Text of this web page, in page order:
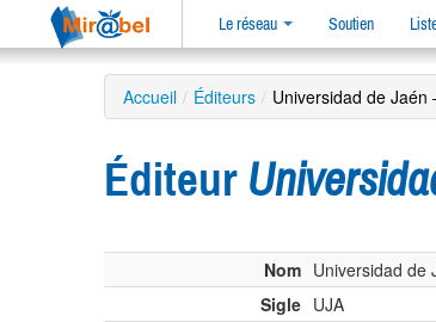
Le réseau Soutien
Accueil / Éditeurs / Universidad de
Éditeur
Nom Universidad de
Sigle UJA